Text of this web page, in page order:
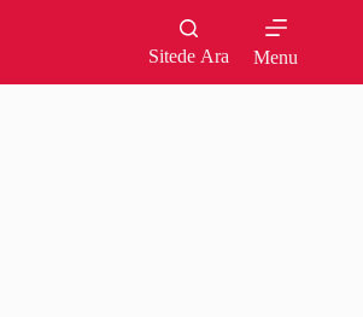
Sitede Ara Menu